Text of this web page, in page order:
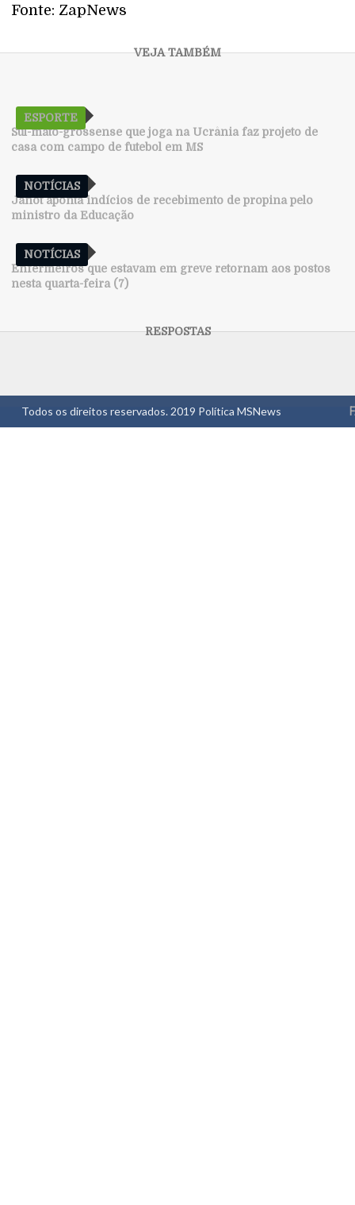
Fonte: ZapNews
ESPORTE
Sul-mato-grossense que joga na Ucrânia faz projeto de
casa com campo de futebol em MS
NOTÍCIAS
Janot aponta indícios de recebimento de propina pelo
ministro da Educação
NOTÍCIAS
Enfermeiros que estavam em greve retornam aos postos
nesta quarta-feira (7)
Todos os direitos reservados. 2019 Política MSNews